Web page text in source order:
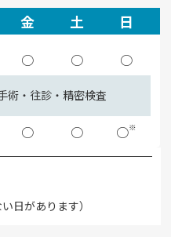
金 土 日
○ ○ ○
術・往診・精密検査
○ ○ ○※
日があります）